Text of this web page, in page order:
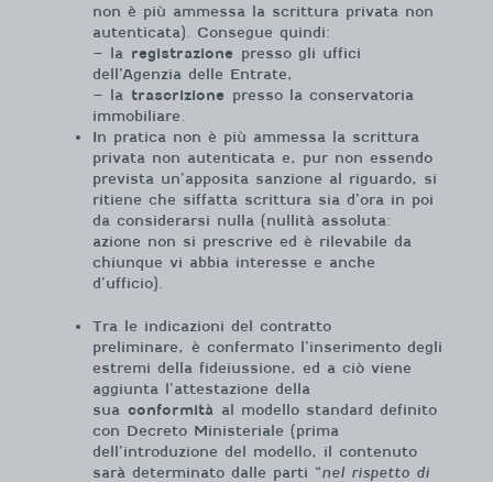
non è più ammessa la scrittura privata non
autenticata). Consegue quindi:
– la registrazione presso gli uffici
dell’Agenzia delle Entrate,
– la trascrizione presso la conservatoria
immobiliare.
In pratica non è più ammessa la scrittura
privata non autenticata e, pur non essendo
prevista un’apposita sanzione al riguardo, si
ritiene che siffatta scrittura sia d’ora in poi
da considerarsi nulla (nullità assoluta:
azione non si prescrive ed è rilevabile da
chiunque vi abbia interesse e anche
d’ufficio).
Tra le indicazioni del contratto
preliminare, è confermato l’inserimento degli
estremi della fideiussione, ed a ciò viene
aggiunta l’attestazione della
sua conformità al modello standard definito
con Decreto Ministeriale (prima
dell’introduzione del modello, il contenuto
sarà determinato dalle parti “nel rispetto di